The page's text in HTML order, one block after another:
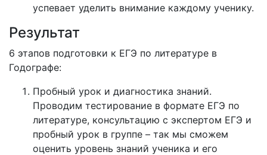
успевает уделить внимание каждому ученику.
Результат
6 этапов подготовки к ЕГЭ по литературе в
Годографе:
Пробный урок и диагностика знаний.
Проводим тестирование в формате ЕГЭ по
литературе, консультацию с экспертом ЕГЭ и
пробный урок в группе – так мы сможем
оценить уровень знаний ученика и его